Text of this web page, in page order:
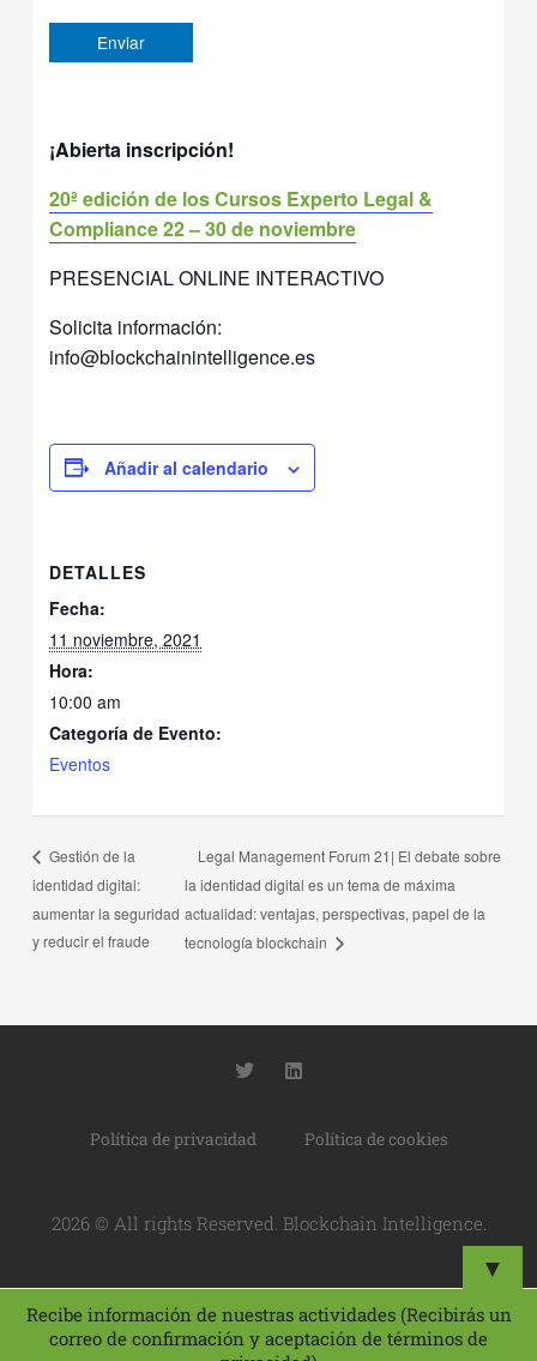
¡Abierta inscripción!
20ª edición de los Cursos Experto Legal &
Compliance 22 – 30 de noviembre
PRESENCIAL ONLINE INTERACTIVO
Solicita información:
info@blockchainintelligence.es
Añadir al calendario
DETALLES
Fecha:
11 noviembre, 2021
Hora:
10:00 am
Categoría de Evento:
Eventos
Gestión de la
identidad digital:
aumentar la seguridad
y reducir el fraude
Legal Management Forum 21| El debate sobre
la identidad digital es un tema de máxima
actualidad: ventajas, perspectivas, papel de la
tecnología blockchain
T
t
L
Política de privacidad Política de cookies
2026 © All rights Reserved. Blockchain Intelligence.
▼
Recibe información de nuestras actividades (Recibirás un
correo de confirmación y aceptación de términos de